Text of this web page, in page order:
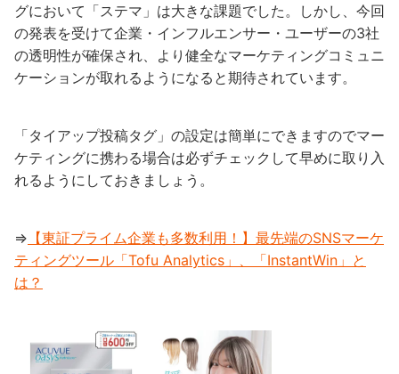
グにおいて「ステマ」は大きな課題でした。しかし、今回
の発表を受けて企業・インフルエンサー・ユーザーの3社
の透明性が確保され、より健全なマーケティングコミュニ
ケーションが取れるようになると期待されています。
「タイアップ投稿タグ」の設定は簡単にできますのでマー
ケティングに携わる場合は必ずチェックして早めに取り入
れるようにしておきましょう。
⇒ 【東証プライム企業も多数利用！】最先端のSNSマーケ
ティングツール「Tofu Analytics」、「InstantWin」と
は？